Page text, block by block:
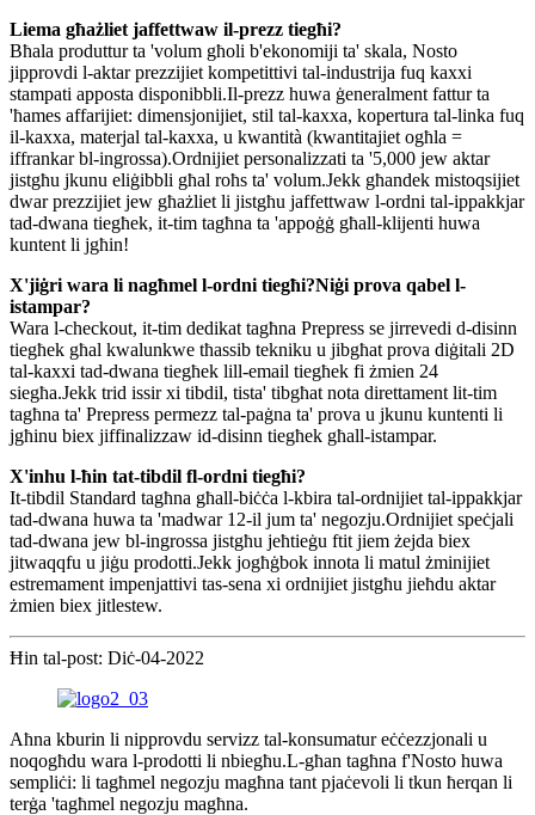
Liema għażliet jaffettwaw il-prezz tiegħi?
Bħala produttur ta 'volum għoli b'ekonomiji ta' skala, Nosto
jipprovdi l-aktar prezzijiet kompetittivi tal-industrija fuq kaxxi
stampati apposta disponibbli.Il-prezz huwa ġeneralment fattur ta
'ħames affarijiet: dimensjonijiet, stil tal-kaxxa, kopertura tal-linka fuq
il-kaxxa, materjal tal-kaxxa, u kwantità (kwantitajiet ogħla =
iffrankar bl-ingrossa).Ordnijiet personalizzati ta '5,000 jew aktar
jistgħu jkunu eliġibbli għal roħs ta' volum.Jekk għandek mistoqsijiet
dwar prezzijiet jew għażliet li jistgħu jaffettwaw l-ordni tal-ippakkjar
tad-dwana tiegħek, it-tim tagħna ta 'appoġġ għall-klijenti huwa
kuntent li jgħin!
X'jiġri wara li nagħmel l-ordni tiegħi?Niġi prova qabel l-
istampar?
Wara l-checkout, it-tim dedikat tagħna Prepress se jirrevedi d-disinn
tiegħek għal kwalunkwe tħassib tekniku u jibgħat prova diġitali 2D
tal-kaxxi tad-dwana tiegħek lill-email tiegħek fi żmien 24
siegħa.Jekk trid issir xi tibdil, tista' tibgħat nota direttament lit-tim
tagħna ta' Prepress permezz tal-paġna ta' prova u jkunu kuntenti li
jgħinu biex jiffinalizzaw id-disinn tiegħek għall-istampar.
X'inhu l-ħin tat-tibdil fl-ordni tiegħi?
It-tibdil Standard tagħna għall-biċċa l-kbira tal-ordnijiet tal-ippakkjar
tad-dwana huwa ta 'madwar 12-il jum ta' negozju.Ordnijiet speċjali
tad-dwana jew bl-ingrossa jistgħu jeħtieġu ftit jiem żejda biex
jitwaqqfu u jiġu prodotti.Jekk jogħġbok innota li matul żminijiet
estremament impenjattivi tas-sena xi ordnijiet jistgħu jieħdu aktar
żmien biex jitlestew.
Ħin tal-post: Diċ-04-2022
Aħna kburin li nipprovdu servizz tal-konsumatur eċċezzjonali u
noqogħdu wara l-prodotti li nbiegħu.L-għan tagħna f'Nosto huwa
sempliċi: li tagħmel negozju magħna tant pjaċevoli li tkun ħerqan li
terġa 'tagħmel negozju magħna.